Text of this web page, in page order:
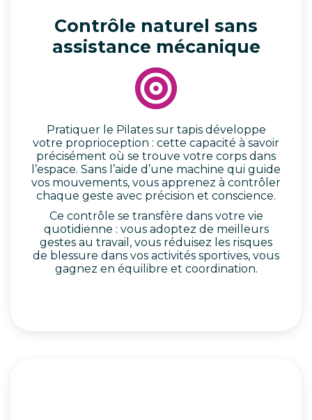
Contrôle naturel sans
assistance mécanique
Pratiquer le Pilates sur tapis développe
votre proprioception : cette capacité à savoir
précisément où se trouve votre corps dans
l’espace. Sans l’aide d’une machine qui guide
vos mouvements, vous apprenez à contrôler
chaque geste avec précision et conscience.
Ce contrôle se transfère dans votre vie
quotidienne : vous adoptez de meilleurs
gestes au travail, vous réduisez les risques
de blessure dans vos activités sportives, vous
gagnez en équilibre et coordination.